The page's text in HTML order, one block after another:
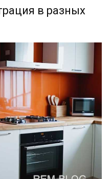
в разных